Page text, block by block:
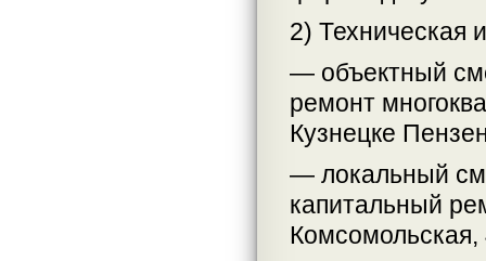
2) Техническая
— объектный
ремонт
Кузнецке
— локальный
капитальный
Комсомольская,